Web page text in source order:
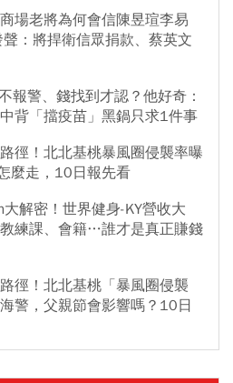
場老將為何會信陳昱瑄李易
：將捍衛信眾捐款、蔡英文
報警、錢找到才認？他好奇：
背「擋疫苗」黑鍋只求1件事
徑！北北基桃暴風圈侵襲率曝
麼走，10日報先看
解密！世界健身-KY營收大
練課、會籍…誰才是真正賺錢
徑！北北基桃「暴風圈侵襲
警，父親節會影響嗎？10日